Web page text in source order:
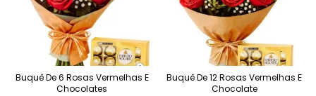
Buquê De 6 Rosas Vermelhas E
Chocolates
Buquê De 12 Rosas Vermelhas E
Chocolate